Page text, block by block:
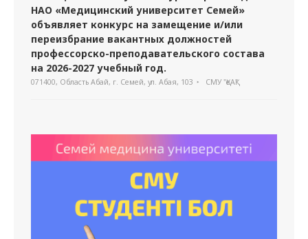
НАО «Медицинский университет Семей»
объявляет конкурс на замещение и/или
переизбрание вакантных должностей
профессорско-преподавательского состава
на 2026-2027 учебный год.
071400, Область Абай, г. Семей, ул. Абая, 103 СМУ "ҚеАҚ"